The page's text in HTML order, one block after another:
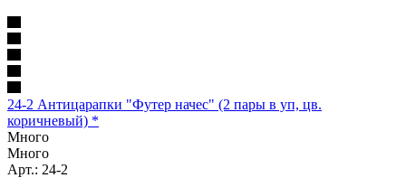
24-2 Антицарапки "Футер начес" (2 пары в уп, цв.
коричневый) *
Много
Много
Арт.: 24-2